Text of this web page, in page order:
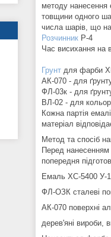
методу нанесення
товщини одного
числа шарів, що
Розчинник Р-4
Час висихання на
Грунт для фарби
АК-070 - для
ФЛ-03к - для
ВЛ-02 - для
Кожна партія
матеріал
Метод та спосіб
Перед нанесенням
попередня
Емаль ХС-5400 У-1
ФЛ-ОЗК сталеві
АК-070 поверхні
дерев'яні вироби,